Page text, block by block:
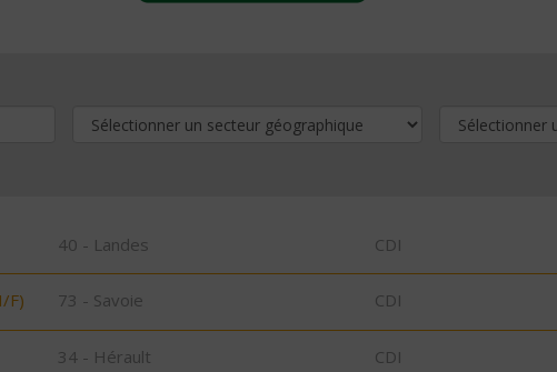
40 - Landes CDI
F) 73 - Savoie CDI
34 - Hérault CDI